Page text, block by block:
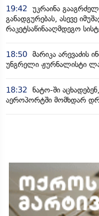
19:42
უკრაინა
განადგურებას, ასევე
რაკეტსაწინააღმდეგო
18:50 მარიკა არევაძის
უნგრელი ჟურნალისტი
18:32
ნატო-ში
აეროპორტში მომხდარ